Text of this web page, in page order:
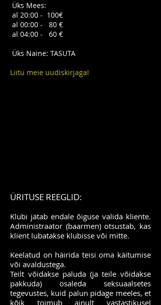
Üks Mees:
al 20:00 - 100€
al 00:00 - 80 €
al 04:00 - 60 €
Üks Naine: TASUTA
Liitu meie uudiskirjaga!
ÜRITUSE REEGLID:
Klubi jätab endale õiguse valida kliente.
Administraator (baarmen) otsustab, kas
klient lubatakse klubisse või mitte.
Keelatud on häirida teisi oma käitumise
või avaldustega.
Teilt võidakse paluda (ja teile võidakse
pakkuda) osaleda seksuaalsetes
tegevustes, kuid palun pidage meeles, et
kõik toimub ainult vastastikusel